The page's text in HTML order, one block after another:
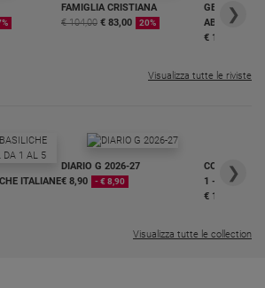
FAMIGLIA CRISTIANA
€ 104,00 € 83,00 20%
GBABY
€ 16,99
❯
Visualizza tutte le riviste
ITALIANE
DIARIO G 2026-27
€ 8,90
- € 8,90
COLLANA
1 - 2
€ 18,50
❯
Visualizza tutte le collection